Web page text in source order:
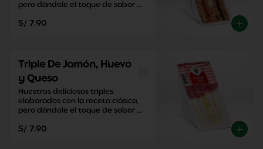
pero dándole el toque de sabor
S/ 7.90
Triple De Jamón, Huevo
y Queso
Nuestros deliciosos triples
elaborados con la receta clásica,
pero dándole el toque de sabor
S/ 7.90